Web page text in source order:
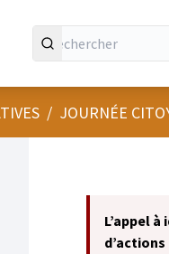
/ JOURNÉE
L’appel